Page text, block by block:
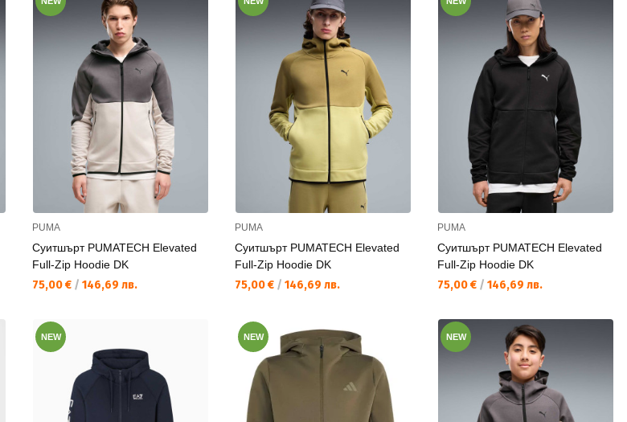
PUMA
Суитшърт PUMATECH Elevated
Full-Zip Hoodie DK
Текуща цена:
75,00 € / 146,69 лв.
PUMA
Суитшърт PUMATECH Elevated
Full-Zip Hoodie DK
Текуща цена:
75,00 € / 146,69 лв.
PUMA
Суитшърт PUMATECH Elevated
Full-Zip Hoodie DK
Текуща цена:
75,00 € / 146,69 лв.
NEW NEW NEW